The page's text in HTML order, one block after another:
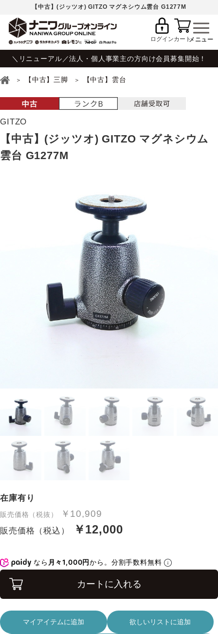
【中古】(ジッツオ) GITZO マグネシウム雲台 G1277M
ログインカート
＼リニューアル／法人・個人事業主の方向け会員募集開始！
【中古】三脚 【中古】雲台
GITZO
【中古】(ジッツオ) GITZO マグネシウム
雲台 G1277M
在庫有り
販売価格（税抜） ￥10,909
販売価格（税込） ￥12,000
なら 月々1,000円から。分割手数料無料
カートに入れる
マイアイテムに追加 欲しいリストに追加